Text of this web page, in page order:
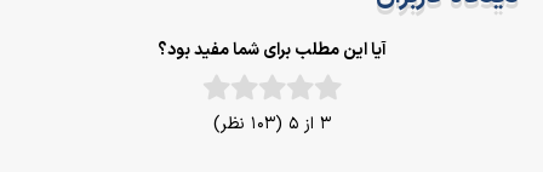
آیا این مطلب برای شما مفید بود؟
3 از 5 (103 نظر)